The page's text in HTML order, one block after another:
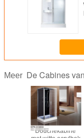
Meer De Cabines
Douchekabine